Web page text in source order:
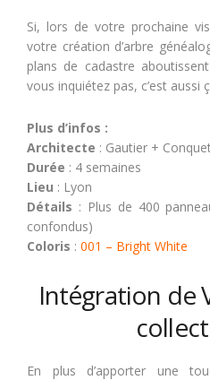
Si, lors de votre prochaine
votre création d’arbre
plans de cadastre
vous inquiétez pas, c’est aussi
Plus d’infos :
Architecte : Gautier +
Durée : 4 semaines
Lieu : Lyon
Détails : Plus de 400
confondus)
Coloris : 001 – Bright White
Intégration de
En plus d’apporter une